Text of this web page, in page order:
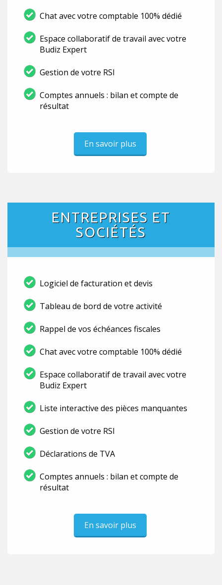
Chat avec votre comptable 100% dédié
Espace collaboratif de travail avec votre
Budiz Expert
Gestion de votre RSI
Comptes annuels : bilan et compte de
résultat
En savoir plus
ENTREPRISES ET
SOCIÉTÉS
Logiciel de facturation et devis
Tableau de bord de votre activité
Rappel de vos échéances fiscales
Chat avec votre comptable 100% dédié
Espace collaboratif de travail avec votre
Budiz Expert
Liste interactive des pièces manquantes
Gestion de votre RSI
Déclarations de TVA
Comptes annuels : bilan et compte de
résultat
En savoir plus